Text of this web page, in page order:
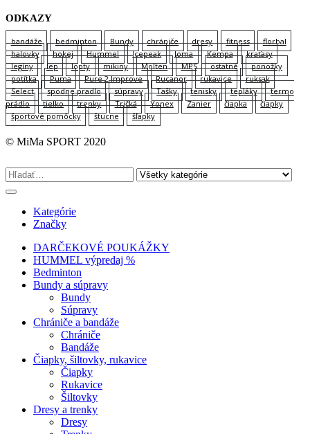
ODKAZY
bandáže bedminton Bundy chrániče dresy fitness
florbal
halovky
hokej Hummel Icepeak Joma Kempa
kraťasy
legíny
lep lopty mikiny Molten MPS ostatné
ponožky
potítka
Puma Pure 2 Improve Rucanor rukavice
ruksak
Select
spodne pradlo súpravy Tašky tenisky tepláky
termo
prádlo
tielko trenky Tričká Yonex Zanier čiapka
čiapky
športové pomôcky
štucne šľapky
© MiMa SPORT 2020
Kategórie
Značky
DARČEKOVÉ POUKÁŽKY
HUMMEL výpredaj %
Bedminton
Bundy a súpravy
Bundy
Súpravy
Chrániče a bandáže
Chrániče
Bandáže
Čiapky, šiltovky, rukavice
Čiapky
Rukavice
Šiltovky
Dresy a trenky
Dresy